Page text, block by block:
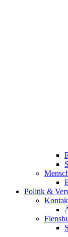
Politik &